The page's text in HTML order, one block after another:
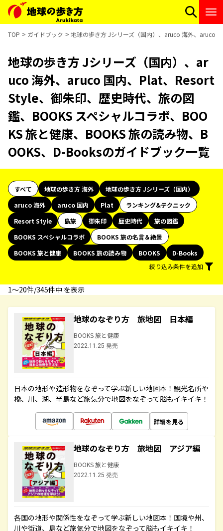
TOP ガイドブック 地球の歩き方 Jシリーズ（国内）、aruco 海外、aruco
地球の歩き方 Jシリーズ（国内）、ar
uco 海外、aruco 国内、Plat、Resort
Style、御朱印、歴史時代、旅の図
鑑、BOOKS スペシャルコラボ、BOO
KS 旅と健康、BOOKS 旅の読み物、B
OOKS、D-Booksのガイドブック一覧
すべて 地球の歩き方 海外
地球の歩き方 Jシリーズ（国内）
aruco 海外
aruco 国内 Plat
ランキング&テクニック
Resort Style
島旅 御朱印 歴史時代
旅の図鑑
BOOKS スペシャルコラボ
BOOKS 旅の名言＆絶景
BOOKS 旅と健康
BOOKS 旅の読み物 BOOKS
D-Books
絞り込み条件を追加
1〜20件/345件中 を表示
地球のなぞり方 旅地図 日本編
BOOKS 旅と健康
2022.11.25 発売
日本の地形や造形物をなぞって学ぶ新しい地図本！観光名所や
橋、川、湖、半島など旅気分で地図をなぞって脳もイキイキ！
詳細を見る
地球のなぞり方 旅地図 アジア編
BOOKS 旅と健康
2022.11.25 発売
各国の地形や関係性をなぞって学ぶ新しい地図本！国境や州、
川や街道、島など旅気分で地図をなぞって脳もイキイキ！